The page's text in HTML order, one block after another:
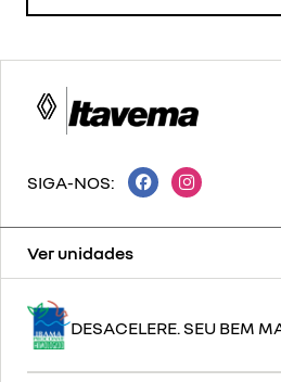
Ver unidades
SIGA-NOS:
DESACELERE. SEU BEM